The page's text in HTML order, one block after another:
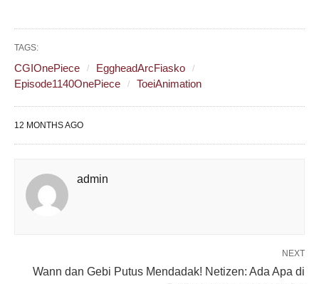
TAGS:
CGIOnePiece
EggheadArcFiasko
Episode1140OnePiece
ToeiAnimation
12 MONTHS AGO
admin
NEXT
Wann dan Gebi Putus Mendadak! Netizen: Ada Apa di